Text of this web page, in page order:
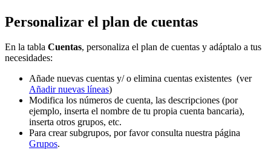
Personalizar el plan de cuentas
En la tabla Cuentas, personaliza el plan de cuentas y adáptalo a tus
necesidades:
Añade nuevas cuentas y/ o elimina cuentas existentes (ver
Añadir nuevas líneas)
Modifica los números de cuenta, las descripciones (por
ejemplo, inserta el nombre de tu propia cuenta bancaria),
inserta otros grupos, etc.
Para crear subgrupos, por favor consulta nuestra página
Grupos.